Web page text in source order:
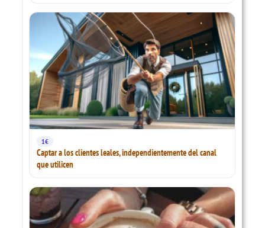
1€
Captar a los clientes leales, independientemente del canal
que utilicen